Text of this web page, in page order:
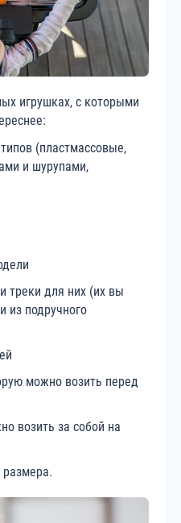
игрушках, с которыми
(пластмассовые,
и шурупами,
треки для них (их вы
из подручного
можно возить перед
возить за собой на
размера.